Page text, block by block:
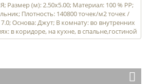
Размер (м): 2.50x5.00; Материал: 100 % PP;
Плотность: 140800 точек/м2 точек /
Основа: Джут; В комнату: во внутренних
в коридоре, на кухне, в спальне,гостиной